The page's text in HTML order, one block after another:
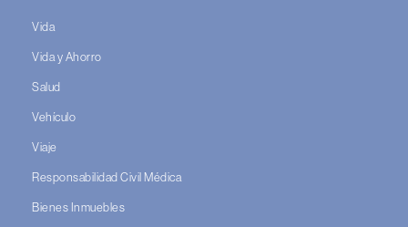
Vida
Vida y Ahorro
Salud
Vehículo
Viaje
Responsabilidad Civil Médica
Bienes Inmuebles